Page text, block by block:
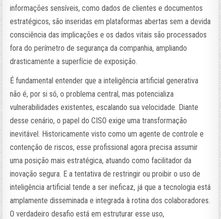
informações sensíveis, como dados de clientes e documentos
estratégicos, são inseridas em plataformas abertas sem a devida
consciência das implicações e os dados vitais são processados
fora do perímetro de segurança da companhia, ampliando
drasticamente a superfície de exposição.
É fundamental entender que a inteligência artificial generativa
não é, por si só, o problema central, mas potencializa
vulnerabilidades existentes, escalando sua velocidade. Diante
desse cenário, o papel do CISO exige uma transformação
inevitável. Historicamente visto como um agente de controle e
contenção de riscos, esse profissional agora precisa assumir
uma posição mais estratégica, atuando como facilitador da
inovação segura. E a tentativa de restringir ou proibir o uso de
inteligência artificial tende a ser ineficaz, já que a tecnologia está
amplamente disseminada e integrada à rotina dos colaboradores.
O verdadeiro desafio está em estruturar esse uso,